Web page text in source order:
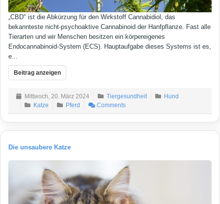
„CBD" ist die Abkürzung für den Wirkstoff Cannabidiol, das
bekannteste nicht-psychoaktive Cannabinoid der Hanfpflanze. Fast alle
Tierarten und wir Menschen besitzen ein körpereigenes
Endocannabinoid-System (ECS). Hauptaufgabe dieses Systems ist es,
e...
Beitrag anzeigen
Mittwoch, 20. März 2024 Tiergesundheit
Hund
Katze
Pferd Comments
Die unsaubere Katze